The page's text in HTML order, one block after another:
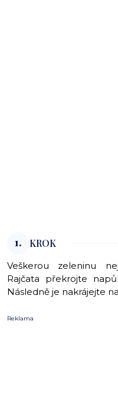
1. KROK
Veškerou zeleninu
Rajčata překrojte
Následně je nakrájejte
Reklama